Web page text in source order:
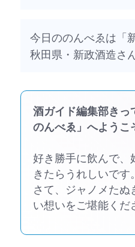
今日ののんべゑは「
秋田県・新政酒造さ
酒ガイド編集部き
のんべゑ」へようこ
好き勝手に飲んで、
きたらうれしいです。
さて、ジャノメた
い想いをご堪能くだ